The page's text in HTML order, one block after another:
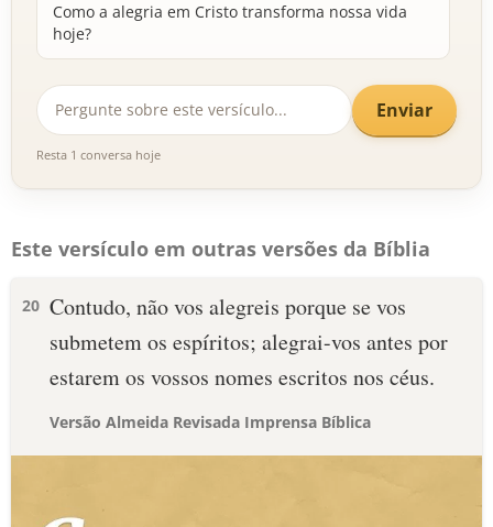
Como a alegria em Cristo transforma nossa vida
hoje?
Enviar
Resta 1 conversa hoje
Este versículo em outras versões da Bíblia
20 Contudo, não vos alegreis porque se vos
submetem os espíritos; alegrai-vos antes por
estarem os vossos nomes escritos nos céus.
Versão Almeida Revisada Imprensa Bíblica